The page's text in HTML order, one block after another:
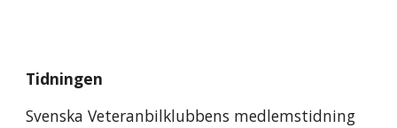
Tidningen
Svenska Veteranbilklubbens medlemstidning